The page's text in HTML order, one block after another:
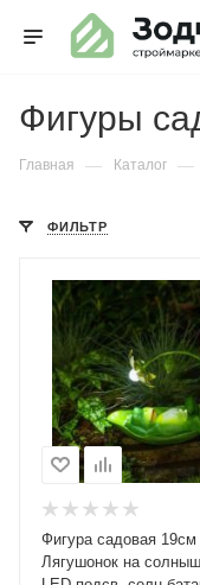
Фигуры
Главная — Каталог —
ФИЛЬТР
Фигура садовая 19см
Лягушонок на